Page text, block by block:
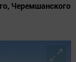
Черемшанского